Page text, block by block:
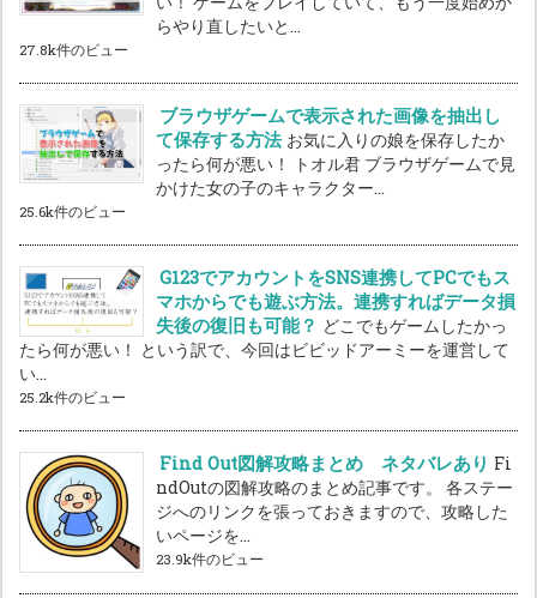
らやり直したいと...
27.8k件のビュー
ブラウザゲームで表示された画像を抽出し
て保存する方法 お気に入りの娘を保存したか
ったら何が悪い！ トオル君 ブラウザゲームで見
かけた女の子のキャラクター...
25.6k件のビュー
G123でアカウントをSNS連携してPCでもス
マホからでも遊ぶ方法。連携すればデータ損
失後の復旧も可能？ どこでもゲームしたかっ
たら何が悪い！ という訳で、今回はビビッドアーミーを運営して
い...
25.2k件のビュー
Find Out図解攻略まとめ ネタバレあり Fi
ndOutの図解攻略のまとめ記事です。 各ステー
ジへのリンクを張っておきますので、攻略した
いページを...
23.9k件のビュー